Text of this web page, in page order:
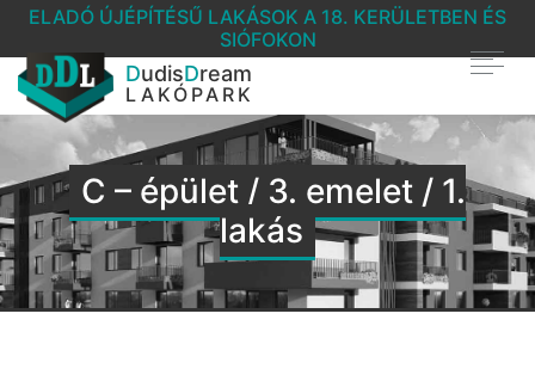
ELADÓ ÚJÉPÍTÉSŰ LAKÁSOK A 18. KERÜLETBEN ÉS
SIÓFOKON
DudisDream
LAKÓPARK
C – épület / 3. emelet / 1.
lakás